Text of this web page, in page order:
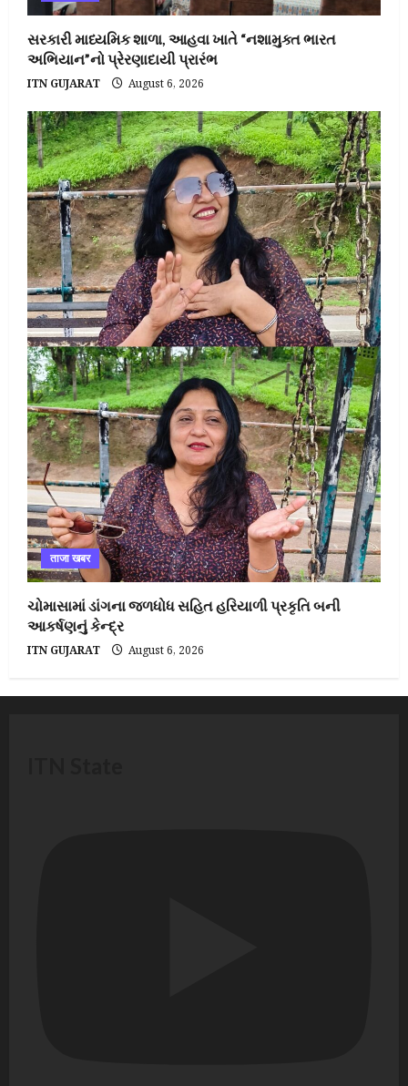
સરકારી માધ્યમિક શાળા, આહવા ખાતે “નશામુક્ત ભારત
અભિયાન”નો પ્રેરણાદાયી પ્રારંભ
ITN GUJARAT August 6, 2026
ताजा खबर
ચોમાસામાં ડાંગના જળધોધ સહિત હરિયાળી પ્રકૃતિ બની
આકર્ષણનું કેન્દ્ર
ITN GUJARAT August 6, 2026